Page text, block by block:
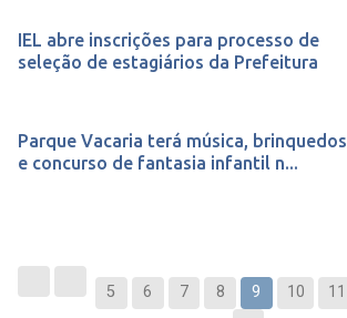
IEL abre inscrições para processo de
seleção de estagiários da Prefeitura
Parque Vacaria terá música, brinquedos
e concurso de fantasia infantil n...
5 6 7 8 9 10 11